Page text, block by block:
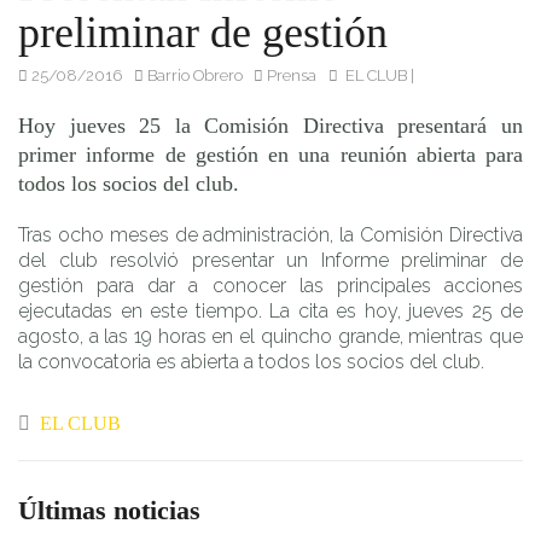
preliminar de gestión
25/08/2016 Barrio Obrero Prensa EL CLUB|
Hoy jueves 25 la Comisión Directiva presentará un
primer informe de gestión en una reunión abierta para
todos los socios del club.
Tras ocho meses de administración, la Comisión Directiva
del club resolvió presentar un Informe preliminar de
gestión para dar a conocer las principales acciones
ejecutadas en este tiempo. La cita es hoy, jueves 25 de
agosto, a las 19 horas en el quincho grande, mientras que
la convocatoria es abierta a todos los socios del club.
EL CLUB
Últimas noticias